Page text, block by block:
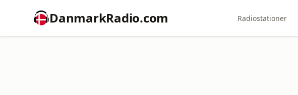
DanmarkRadio.com Radiostationer